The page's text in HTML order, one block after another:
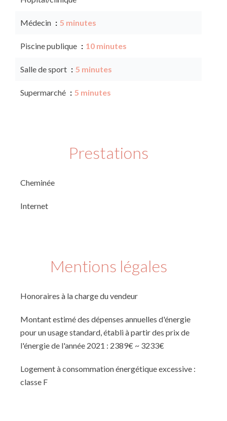
Médecin 5 minutes
Piscine publique 10 minutes
Salle de sport 5 minutes
Supermarché 5 minutes
Prestations
Cheminée
Internet
Mentions légales
Honoraires à la charge du vendeur
Montant estimé des dépenses annuelles d'énergie
pour un usage standard, établi à partir des prix de
l'énergie de l'année 2021 : 2389€ ~ 3233€
Logement à consommation énergétique excessive :
classe F